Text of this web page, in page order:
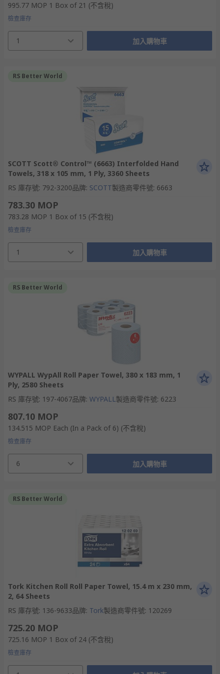
995.77 MOP 1 Box of 21 (不含稅)
檢查庫存
1 加入購物車
RS Better World
SCOTT Scott® Control™ (6663) Interfolded Hand
Towels, 318 x 105 mm, 1 Ply, 3360 Sheets
RS 庫存號: 792-3200品牌: SCOTT製造商零件號: 6663
783.30 MOP
783.28 MOP 1 Box of 15 (不含稅)
檢查庫存
1 加入購物車
RS Better World
WYPALL WypAll Roll Paper Towel, 380 x 183 mm, 1
Ply, 2580 Sheets
RS 庫存號: 197-4067品牌: WYPALL製造商零件號: 6223
807.10 MOP
134.515 MOP Each (In a Pack of 6) (不含稅)
檢查庫存
6 加入購物車
RS Better World
Tork Kitchen Roll Roll Paper Towel, 15.4 m x 230 mm,
2, 64 Sheets
RS 庫存號: 136-9633品牌: Tork製造商零件號: 120269
725.20 MOP
725.16 MOP 1 Box of 24 (不含稅)
檢查庫存